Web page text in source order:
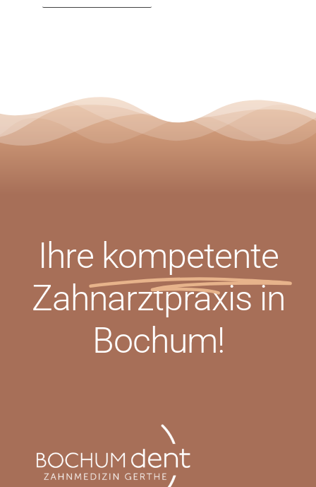
Ihre kompetente
Zahnarztpraxis in
Bochum!